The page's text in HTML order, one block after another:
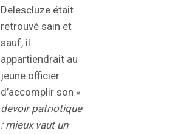
Delescluze était
retrouvé sain et
sauf, il
appartiendrait au
jeune officier
d’accomplir son «
devoir patriotique
: mieux vaut un